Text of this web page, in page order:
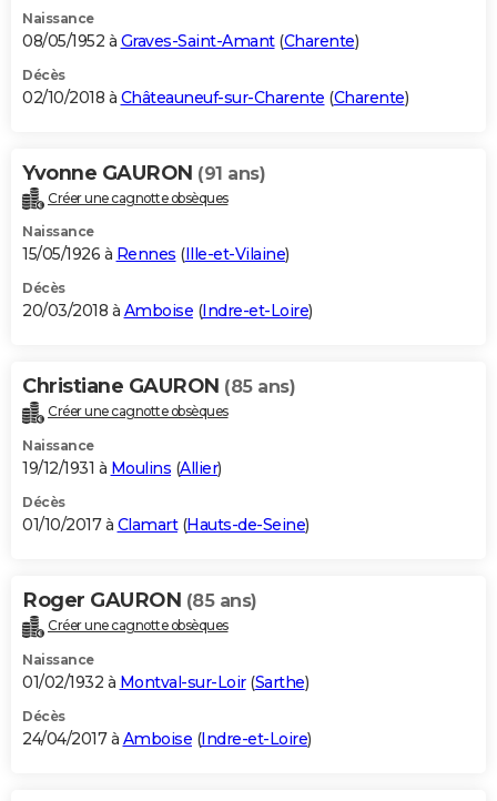
Naissance
08/05/1952 à Graves-Saint-Amant(Charente)
Décès
02/10/2018 à Châteauneuf-sur-Charente (Charente)
Yvonne GAURON (91 ans)
Créer une cagnotte obsèques
Naissance
15/05/1926 à Rennes (Ille-et-Vilaine)
Décès
20/03/2018 à Amboise (Indre-et-Loire)
Christiane GAURON (85 ans)
Créer une cagnotte obsèques
Naissance
19/12/1931 à Moulins (Allier)
Décès
01/10/2017 à Clamart(Hauts-de-Seine)
Roger GAURON (85 ans)
Créer une cagnotte obsèques
Naissance
01/02/1932 à Montval-sur-Loir(Sarthe)
Décès
24/04/2017 à Amboise (Indre-et-Loire)